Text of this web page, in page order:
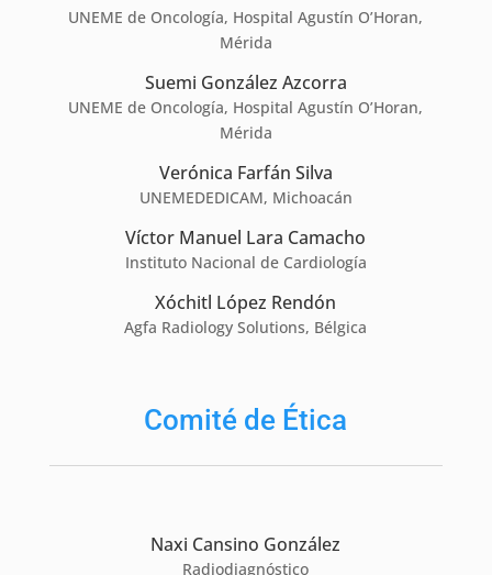
UNEME de Oncología, Hospital Agustín O’Horan,
Mérida
Suemi González Azcorra
UNEME de Oncología, Hospital Agustín O’Horan,
Mérida
Verónica Farfán Silva
UNEMEDEDICAM, Michoacán
Víctor Manuel Lara Camacho
Instituto Nacional de Cardiología
Xóchitl López Rendón
Agfa Radiology Solutions, Bélgica
Comité de Ética
Naxi Cansino González
Radiodiagnóstico